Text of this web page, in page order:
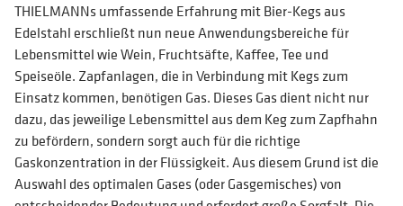
THIELMANNs umfassende Erfahrung mit Bier-Kegs aus
Edelstahl erschließt nun neue Anwendungsbereiche für
Lebensmittel wie Wein, Fruchtsäfte, Kaffee, Tee und
Speiseöle. Zapfanlagen, die in Verbindung mit Kegs zum
Einsatz kommen, benötigen Gas. Dieses Gas dient nicht nur
dazu, das jeweilige Lebensmittel aus dem Keg zum Zapfhahn
zu befördern, sondern sorgt auch für die richtige
Gaskonzentration in der Flüssigkeit. Aus diesem Grund ist die
Auswahl des optimalen Gases (oder Gasgemisches) von